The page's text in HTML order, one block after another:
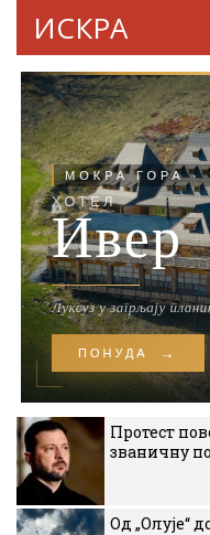
ИСКРА
Протест
званичну
Од „Олује“